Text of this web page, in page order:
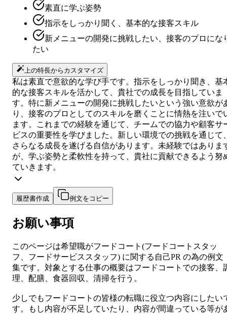
素直に学ぶ姿勢
指示をしっかり聞く、基本的な接客スキル
新メニューの開発に挑戦したい、接客のプロにな
たい
上の特長からカスタマイズ
私は素直で意欲的な学び手です。指示をしっかり聞き、基
的な接客スキルを活かして、貴社での成長を目指していま
す。特に新メニューの開発に挑戦したいという強い意欲が
り、接客のプロとしてのスキルを磨くことに情熱を注いで
ます。これまでの経験を通じて、チームでの協力や顧客サ
ビスの重要性を学びました。新しい環境での挑戦を通じて
さらなる成長を遂げる自信があります。未経験ではありま
が、学ぶ姿勢と柔軟性を持って、貴社に貢献できるよう努
ていきます。
履歴書作成 例文をコピー
お願い事項
このページは希望職がフードコート (フードコートスタッ
フ、フードサービススタッフ) に関する 自己PR の為の例文
集です。対象とする仕事の概要はフードコートでの接客、
理、配膳、食器回収、清掃を行う。
少しでもフードコート の皆様の転職に役立つ内容にしたい
す。もし内容が不足していたり、内容が間違っている等が